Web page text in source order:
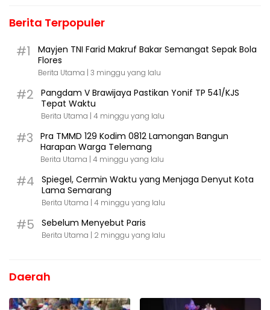
Berita Terpopuler
#1
Mayjen TNI Farid Makruf Bakar Semangat Sepak Bola
Flores
Berita Utama | 3 minggu yang lalu
#2
Pangdam V Brawijaya Pastikan Yonif TP 541/KJS
Tepat Waktu
Berita Utama | 4 minggu yang lalu
#3
Pra TMMD 129 Kodim 0812 Lamongan Bangun
Harapan Warga Telemang
Berita Utama | 4 minggu yang lalu
#4
Spiegel, Cermin Waktu yang Menjaga Denyut Kota
Lama Semarang
Berita Utama | 4 minggu yang lalu
#5 Sebelum Menyebut Paris
Berita Utama | 2 minggu yang lalu
Daerah